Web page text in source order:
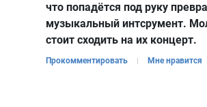
что попадётся под руку
музыкальный интсрумент.
стоит сходить на их концерт.
Прокомментировать Мне нравится